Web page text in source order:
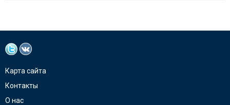
Карта сайта
Контакты
О нас